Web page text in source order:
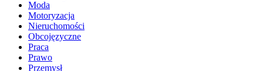
Moda
Motoryzacja
Nieruchomości
Obcojęzyczne
Praca
Prawo
Przemysł